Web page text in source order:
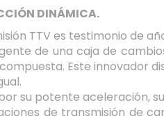
DINÁMICA.
TTV es testimonio de
de una caja de
Este innovador
su potente aceleración,
de transmisión de